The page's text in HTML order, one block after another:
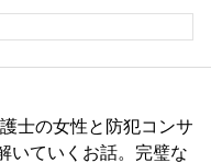
士の女性と防犯コンサ
いていくお話。完璧な